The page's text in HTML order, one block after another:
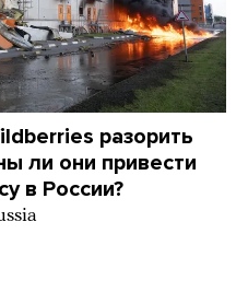
разорить
ли они привести
в России?